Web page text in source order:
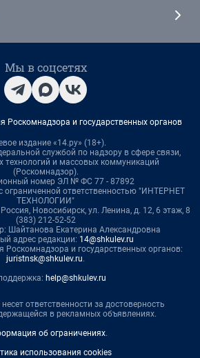
Мы в соцсетях
Роскомнадзора и государственных органов
издание «14.ру» (18+).
службой по надзору в сфере связи,
и массовых коммуникаций
(Роскомнадзор).
номер ЭЛ № ФС 77 - 87892
ограниченной ответственностью "ИНТЕРНЕТ
ТЕХНОЛОГИИ"
Новосибирск, ул. Ленина, д. 12, 6 этаж, 8
(383) 212-52-52
Шайтанова Екатерина Александровна
адрес редакции: 14@shkulev.ru
Роскомнадзора и государственных органов:
juristnsk@shkulev.ru.
help@shkulev.ru
ответственности за достоверность
в рекламных объявлениях.
об ограничениях.
использования cookies